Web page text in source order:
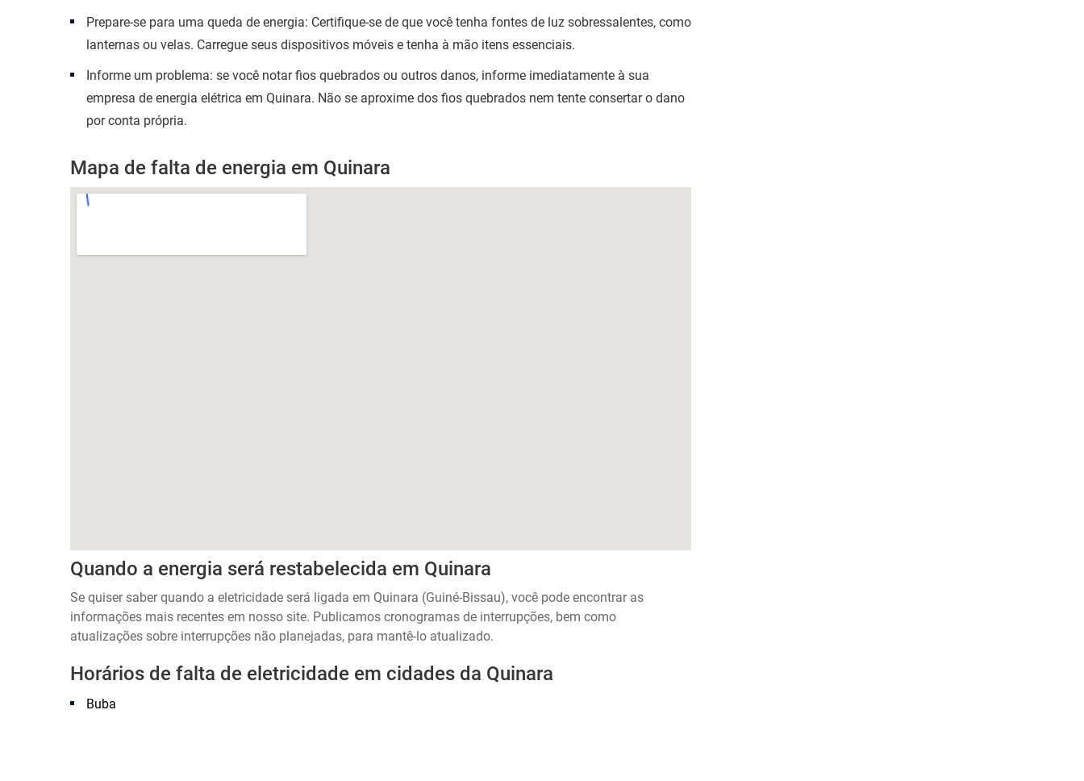
Prepare-se para uma queda de energia: Certifique-se de que você tenha fontes de luz sobressalentes, como
lanternas ou velas. Carregue seus dispositivos móveis e tenha à mão itens essenciais.
Informe um problema: se você notar fios quebrados ou outros danos, informe imediatamente à sua
empresa de energia elétrica em Quinara. Não se aproxime dos fios quebrados nem tente consertar o dano
por conta própria.
Mapa de falta de energia em Quinara
Quando a energia será restabelecida em Quinara
Se quiser saber quando a eletricidade será ligada em Quinara (Guiné-Bissau), você pode encontrar as
informações mais recentes em nosso site. Publicamos cronogramas de interrupções, bem como
atualizações sobre interrupções não planejadas, para mantê-lo atualizado.
Horários de falta de eletricidade em cidades da Quinara
Buba